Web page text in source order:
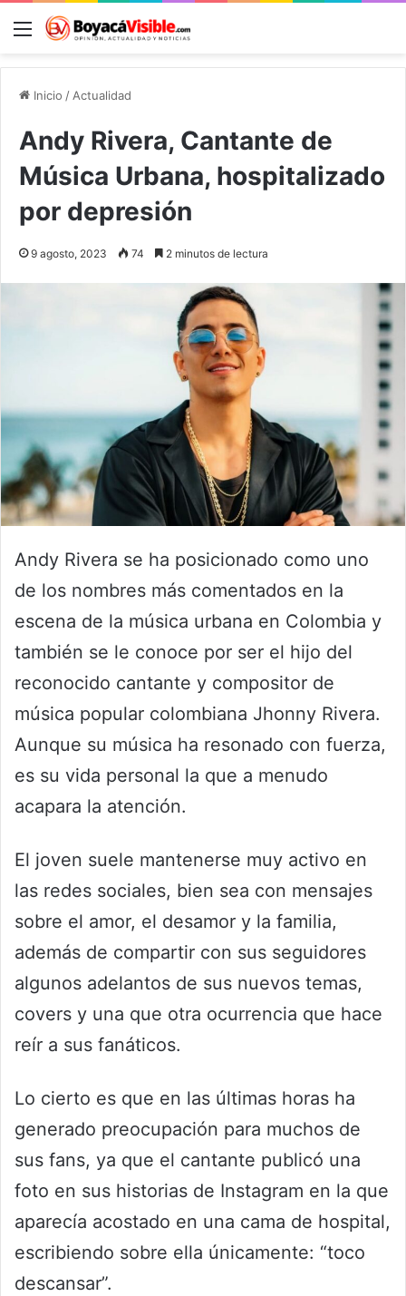
Menú
Inicio / Actualidad
Andy Rivera, Cantante de
Música Urbana, hospitalizado
por depresión
9 agosto, 2023 74 2 minutos de lectura
Andy Rivera se ha posicionado como uno
de los nombres más comentados en la
escena de la música urbana en Colombia y
también se le conoce por ser el hijo del
reconocido cantante y compositor de
música popular colombiana Jhonny Rivera.
Aunque su música ha resonado con fuerza,
es su vida personal la que a menudo
acapara la atención.
El joven suele mantenerse muy activo en
las redes sociales, bien sea con mensajes
sobre el amor, el desamor y la familia,
además de compartir con sus seguidores
algunos adelantos de sus nuevos temas,
covers y una que otra ocurrencia que hace
reír a sus fanáticos.
Lo cierto es que en las últimas horas ha
generado preocupación para muchos de
sus fans, ya que el cantante publicó una
foto en sus historias de Instagram en la que
aparecía acostado en una cama de hospital,
escribiendo sobre ella únicamente: “toco
descansar”.